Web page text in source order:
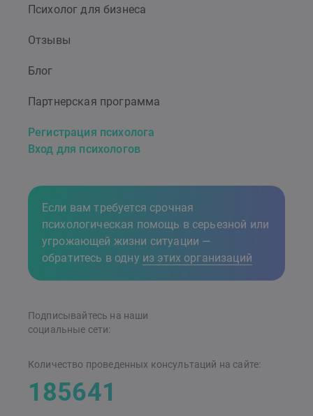
Психолог для бизнеса
Отзывы
Блог
Партнерская программа
Регистрация психолога
Вход для психологов
Если вам требуется срочная
психологическая помощь в серьезной или
угрожающей жизни ситуации —
обратитесь в одну из этих организаций
Подписывайтесь на наши
cоциальные сети:
Количество проведенных консультаций на сайте:
185641